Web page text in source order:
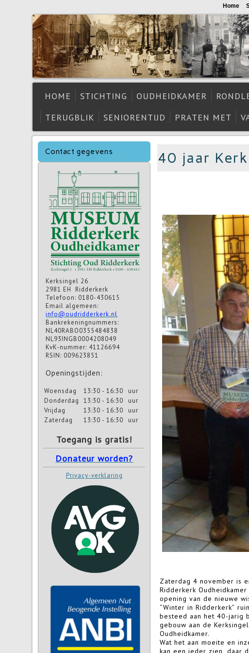
HOME STICHTING OUDHEIDKAMER
TERUGBLIK
SENIORENTIJD PRATEN MET
Contact gegevens
Kerksingel 26
2981 EH Ridderkerk
Telefoon: 0180-430615
Email algemeen:
info@oudridderkerk.nl
Bankrekeningnummers:
NL40RABO0355484838
NL93INGB0004208049
KvK-nummer: 41126694
RSIN: 009623851
Openingstijden:
Woensdag 13:30 - 16:30
uur
Donderdag
13:30 - 16:30
uur
Vrijdag
13:30 - 16:30
uur
Zaterdag
13:30 - 16:30 uur
Toegang is gratis!
Donateur worden?
Privacy-verklaring
40 jaar
Zaterdag 4 november is
Ridderkerk
opening van de nieuwe
“Winter in Ridderkerk”
besteed aan het 40-jarig
gebouw aan de
Oudheidkamer.
Wat het aan moeite en
kan een ieder zien, daar
Home